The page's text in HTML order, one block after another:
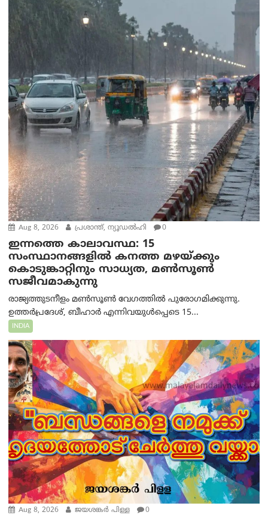
Aug 8, 2026 പ്രശാന്ത്, ന്യൂഡല്‍ഹി 0
ഇന്നത്തെ കാലാവസ്ഥ: 15
സംസ്ഥാനങ്ങളിൽ കനത്ത മഴയ്ക്കും
കൊടുങ്കാറ്റിനും സാധ്യത, മൺസൂൺ
സജീവമാകുന്നു
രാജ്യത്തുടനീളം മൺസൂൺ വേഗത്തിൽ പുരോഗമിക്കുന്നു.
ഉത്തർപ്രദേശ്, ബീഹാർ എന്നിവയുൾപ്പെടെ 15...
INDIA
Aug 8, 2026 ജയശങ്കര്‍ പിള്ള 0